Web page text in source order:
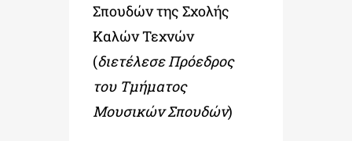
Σπουδών της Σχολής
Καλών Τεχνών
(διετέλεσε Πρόεδρος
του Τμήματος
Μουσικών Σπουδών)